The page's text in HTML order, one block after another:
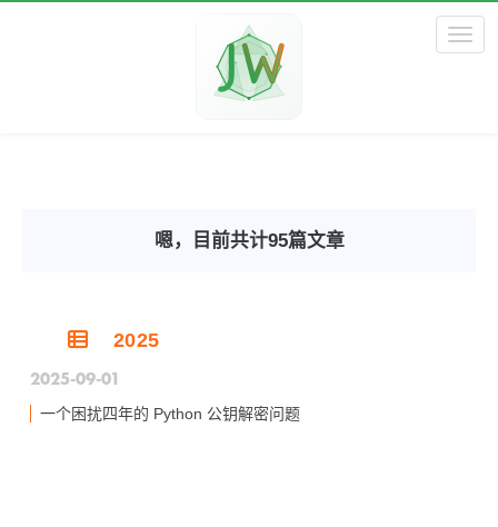
嗯，目前共计95篇文章
2025
2025-09-01
一个困扰四年的 Python 公钥解密问题